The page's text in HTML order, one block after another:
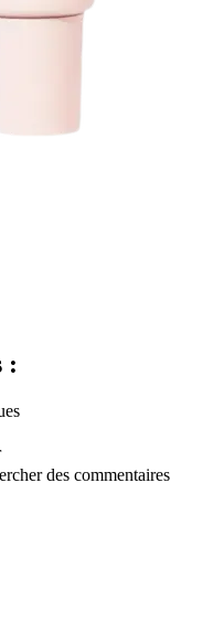
:
des commentaires